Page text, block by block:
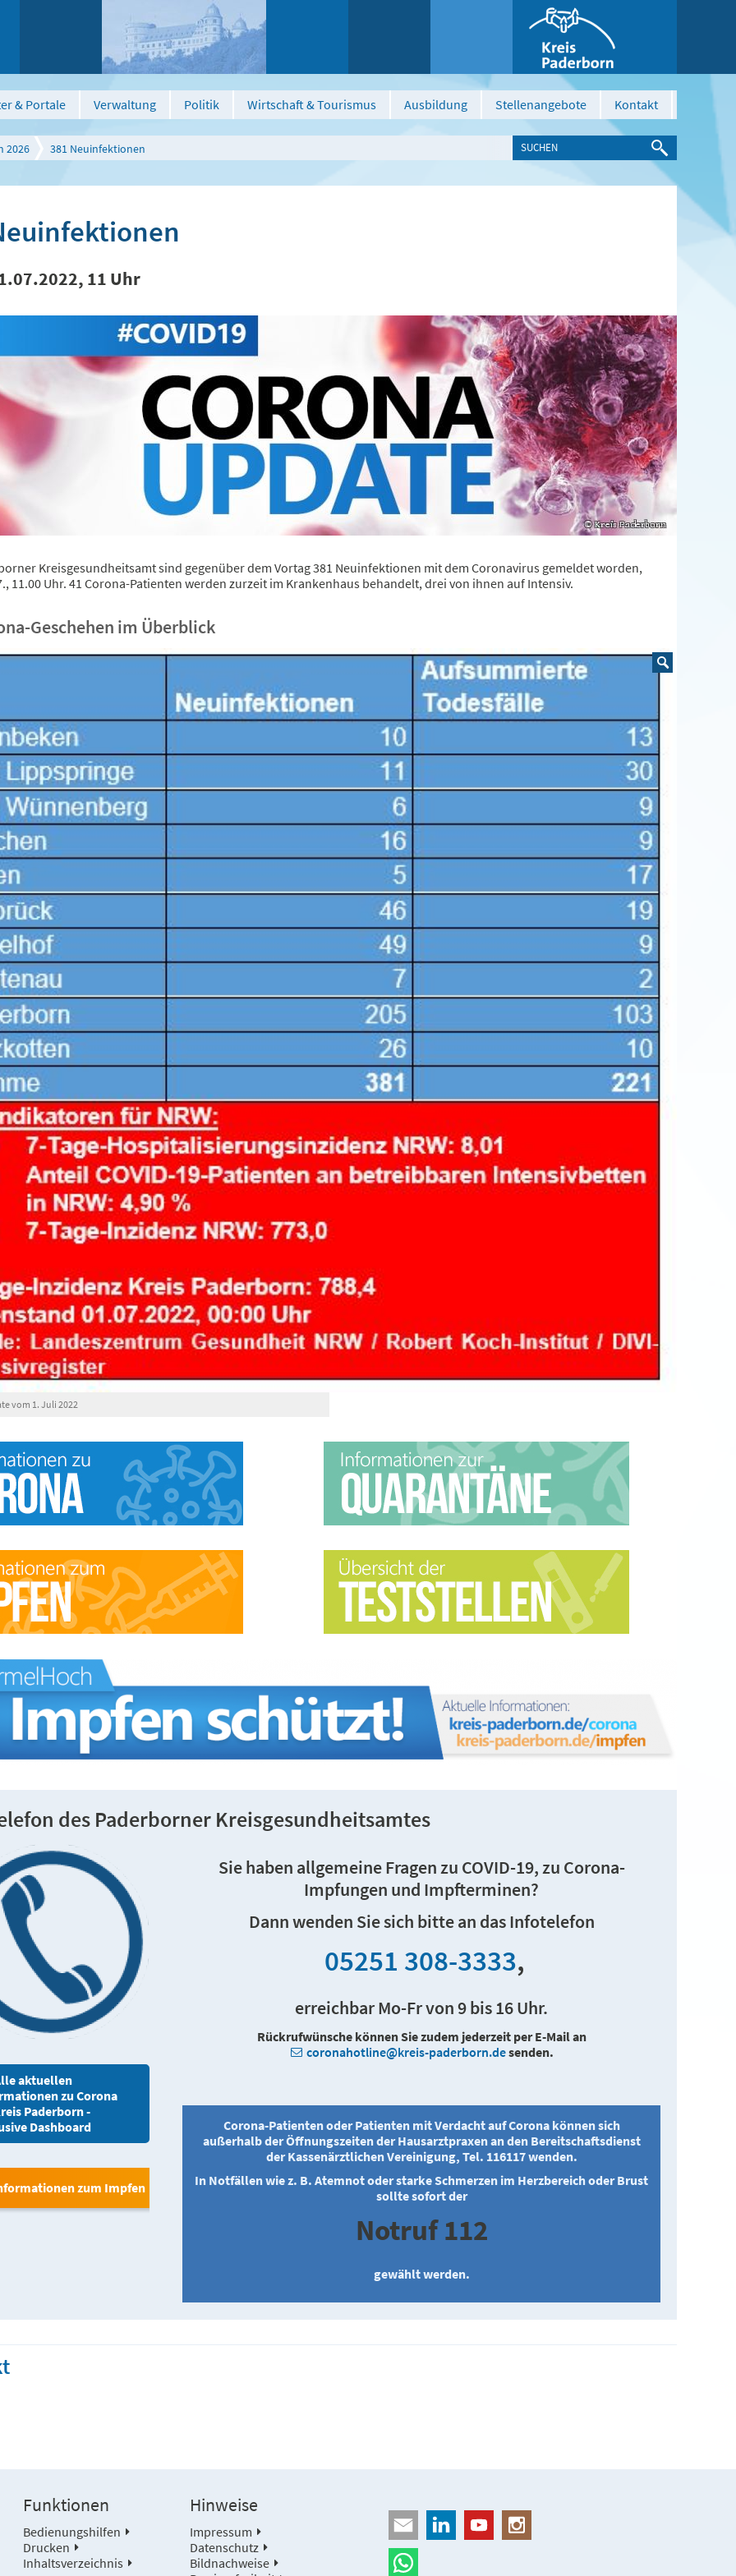
& Portale Verwaltung Politik Wirtschaft & Tourismus Ausbildung Stellenangebote Kontakt
2026 381 Neuinfektionen
11 Uhr
Kreisgesundheitsamt sind gegenüber dem Vortag 381 Neuinfektionen mit dem Coronavirus gemeldet worden,
11.00 Uhr. 41 Corona-Patienten werden zurzeit im Krankenhaus behandelt, drei von ihnen auf Intensiv.
Geschehen im Überblick
vom 1. Juli 2022
des Paderborner Kreisgesundheitsamtes
aktuellen
zu Corona
Paderborn -
Dashboard
zum Impfen
Sie haben allgemeine Fragen zu COVID-19, zu Corona-
Impfungen und Impfterminen?
Dann wenden Sie sich bitte an das Infotelefon
05251 308-3333,
erreichbar Mo-Fr von 9 bis 16 Uhr.
Rückrufwünsche können Sie zudem jederzeit per E-Mail an
coronahotline@kreis-paderborn.desenden.
Corona-Patienten oder Patienten mit Verdacht auf Corona können sich
außerhalb der Öffnungszeiten der Hausarztpraxen an den Bereitschaftsdienst
der Kassenärztlichen Vereinigung, Tel. 116117 wenden.
In Notfällen wie z. B. Atemnot oder starke Schmerzen im Herzbereich oder Brust
sollte sofort der
Notruf 112
gewählt werden.
Funktionen
Bedienungshilfen
Drucken
Inhaltsverzeichnis
Hinweise
Impressum
Datenschutz
Bildnachweise